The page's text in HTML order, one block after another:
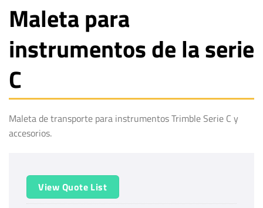
Maleta para
instrumentos de la serie
C
Maleta de transporte para instrumentos Trimble Serie C y
accesorios.
View Quote List